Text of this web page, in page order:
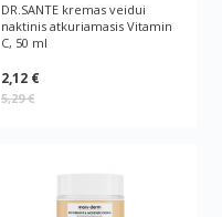
DR.SANTE kremas veidui
naktinis atkuriamasis Vitamin
C, 50 ml
2,12 €
5,29 €